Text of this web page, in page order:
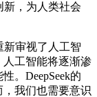
，为人类社会
审视了人工智
工智能将逐渐渗
。DeepSeek的
我们也需要意识